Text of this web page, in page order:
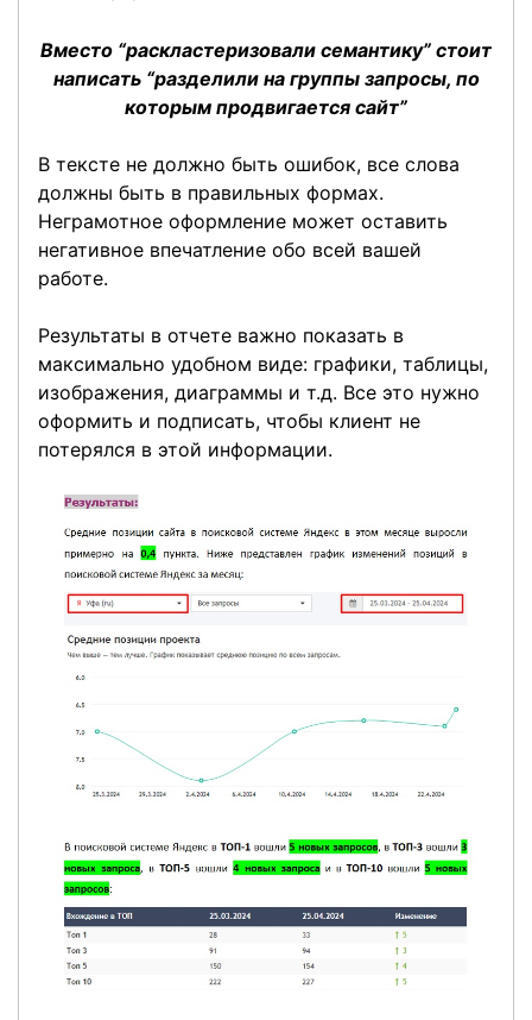
Вместо “раскластеризовали семантику” стоит
написать “разделили на группы запросы, по
которым продвигается сайт”
В тексте не должно быть ошибок, все слова
должны быть в правильных формах.
Неграмотное оформление может оставить
негативное впечатление обо всей вашей
работе.
Результаты в отчете важно показать в
максимально удобном виде: графики, таблицы,
изображения, диаграммы и т.д. Все это нужно
оформить и подписать, чтобы клиент не
потерялся в этой информации.